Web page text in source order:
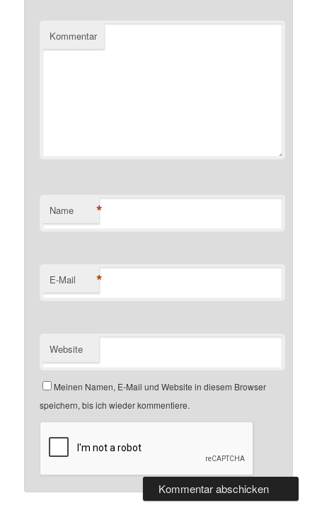
Kommentar
Name *
E-Mail *
Website
Meinen Namen, E-Mail und Website in diesem Browser
speichern, bis ich wieder kommentiere.